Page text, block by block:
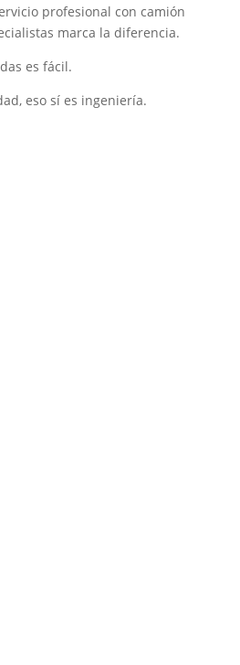
profesional con camión
marca la diferencia.
es fácil.
eso sí es ingeniería.